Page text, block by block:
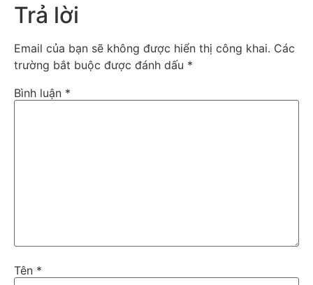
Trả lời
Email của bạn sẽ không được hiển thị công khai. Các
trường bắt buộc được đánh dấu *
Bình luận *
Tên *